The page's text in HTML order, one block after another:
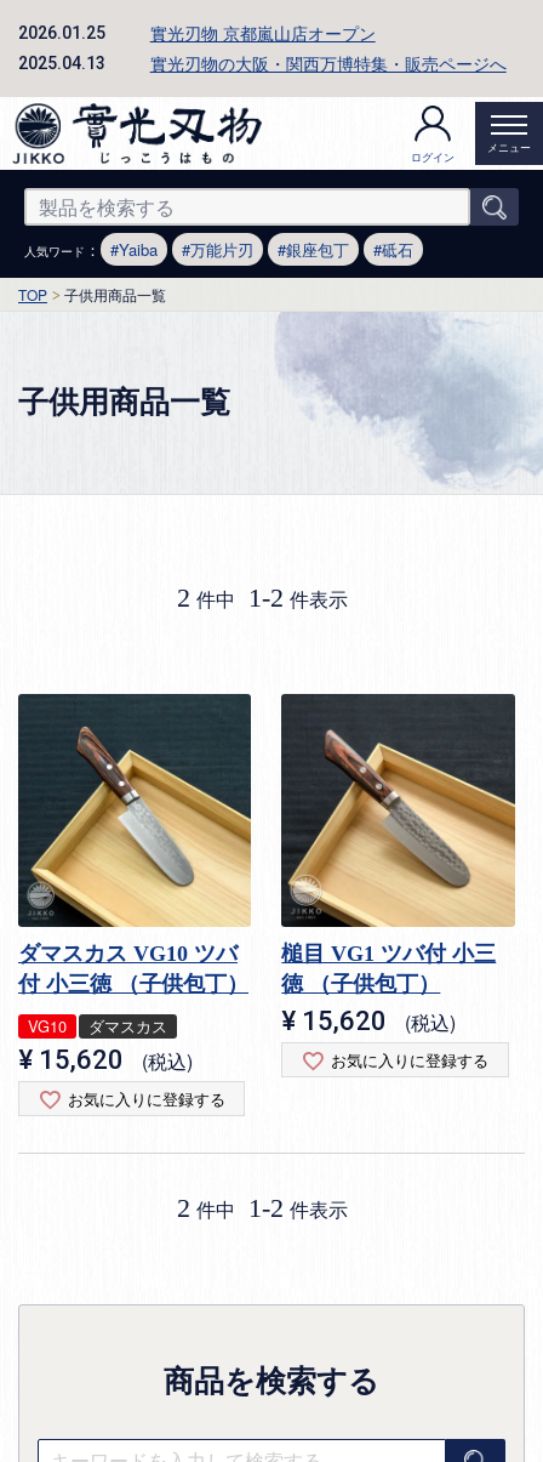
2026.01.25 實光刃物 京都嵐山店オープン
2025.04.13 實光刃物の大阪・関西万博特集・販売ページへ
ログイン
メニュー
人気ワード ： Yaiba 万能片刃 銀座包丁 砥石
TOP 子供用商品一覧
子供用商品一覧
2 件中 1-2 件表示
ダマスカス VG10 ツバ
付 小三徳 （子供包丁）
VG10 ダマスカス
¥ 15,620 税込
お気に入りに登録する
槌目 VG1 ツバ付 小三
徳 （子供包丁）
¥ 15,620 税込
お気に入りに登録する
2 件中 1-2 件表示
商品を検索する